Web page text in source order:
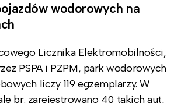
wodorowych na
Licznika Elektromobilności,
PSPA i PZPM, park wodorowych
liczy 119 egzemplarzy. W
br. zarejestrowano 40 takich aut,